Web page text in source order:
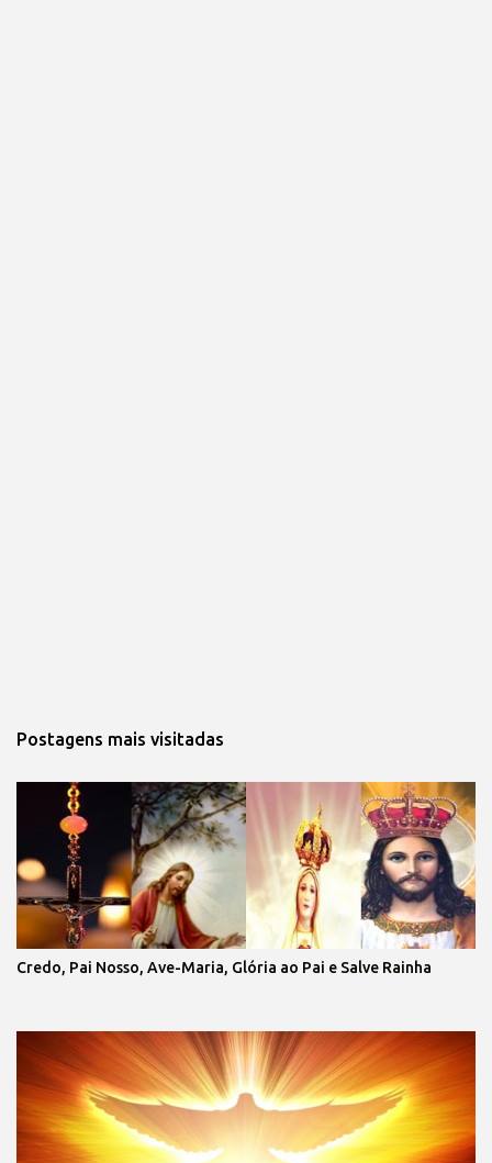
Postagens mais visitadas
Credo, Pai Nosso, Ave-Maria, Glória ao Pai e Salve Rainha